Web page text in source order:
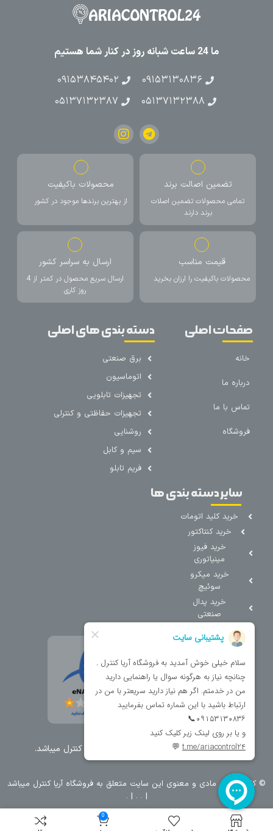
ما 24 ساعت شبانه روز در کنار شما هستیم
۰۹۱۵۳۱۳۰۸۳۶
۰۹۱۵۳۸۴۵۴۰۲
۰۵۱۳۷۱۳۲۳۸۸
۰۵۱۳۷۱۳۲۳۸۷
تضمین اصالت برند
تمامی محصولات تضمین اصلات
برند دارند
محصولات باکیفیت
از بهترین برندها موجود در کشور
قیمت مناسب
محصولات باکیفیت را ارزان بخرید
ارسال به سراسر کشور
ارسال سریع محصول در کمتر از 4
روز کاری
صفحات اصلی
خانه
درباره ما
تماس با ما
فروشگاه
دسته بندی های اصلی
برق صنعتی
اتوماسیون
تجهیزات تابلویی
تجهیزات حفاظتی و کنترلی
روشنایی
سیم و کابل
فریم تابلو
سایر دسته بندی ها
خرید کلید اتومات
خرید کنتاکتور
خرید فیوز
مینیاتوری
خرید میکرو
سوئیچ
خرید پدال
صنعتی
تمامی حقوق مطالب و سایت نزد شرکت اریا کنترل میباشد.
0
© کليه حقوق مادی و معنوی اين سايت متعلق به فروشگاه آریا کنترل ميباشد
|
. .
| .